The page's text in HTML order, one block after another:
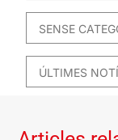
SENSE
ÚLTIMES